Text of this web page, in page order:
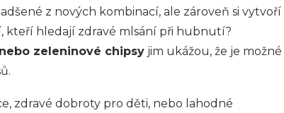
z nových kombinací, ale zároveň si vytvoří
kteří hledají zdravé mlsání při hubnutí?
zeleninové chipsy jim ukážou, že je možné
zdravé dobroty pro děti, nebo lahodné